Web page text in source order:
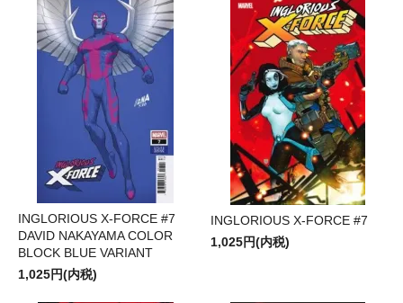
INGLORIOUS X-FORCE #7
DAVID NAKAYAMA COLOR
BLOCK BLUE VARIANT
1,025円(内税)
INGLORIOUS X-FORCE #7
1,025円(内税)